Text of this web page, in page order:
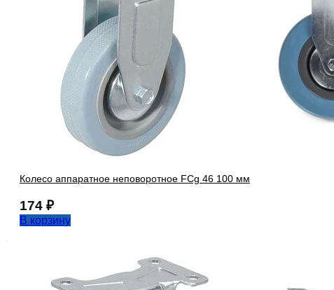
Колесо аппаратное неповоротное FCg 46 100 мм
174 ₽
В корзину